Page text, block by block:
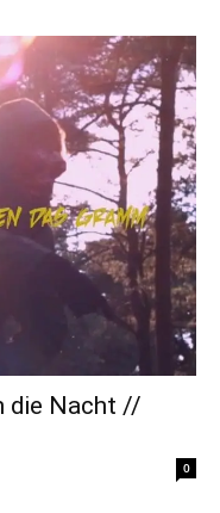
die Nacht //
0